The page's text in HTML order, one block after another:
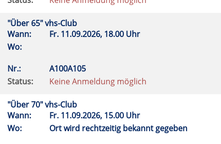
"Über 65" vhs-Club
Wann:
Fr. 11.09.2026, 18.00 Uhr
Wo:
Nr.:
A100A105
Status:
Keine Anmeldung möglich
"Über 70" vhs-Club
Wann:
Fr. 11.09.2026, 15.00 Uhr
Wo:
Ort wird rechtzeitig bekannt gegeben